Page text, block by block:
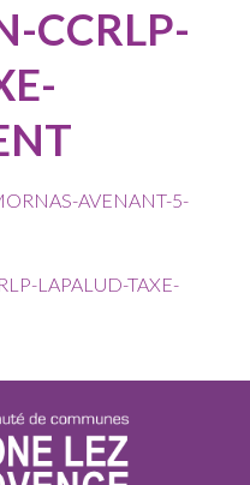
CCRLP-
AVENANT-5-
LAPALUD-TAXE-